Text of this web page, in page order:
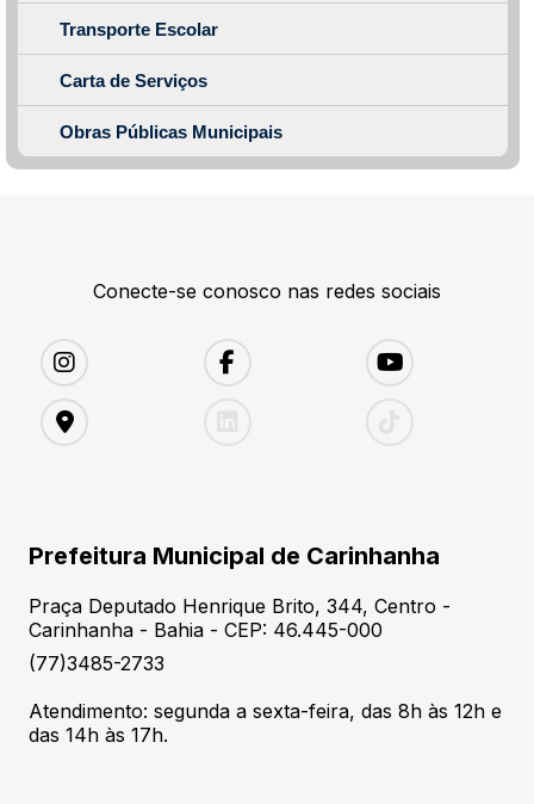
Transporte Escolar
Carta de Serviços
Obras Públicas Municipais
Conecte-se conosco nas redes sociais
Prefeitura Municipal de Carinhanha
Praça Deputado Henrique Brito, 344, Centro -
Carinhanha - Bahia - CEP: 46.445-000
(77)3485-2733
Atendimento: segunda a sexta-feira, das 8h às 12h e
das 14h às 17h.